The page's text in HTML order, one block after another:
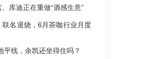
库迪正在重做“酒感生意”
名退烧，6月茶咖行业月度
平线，余凯还坐得住吗？